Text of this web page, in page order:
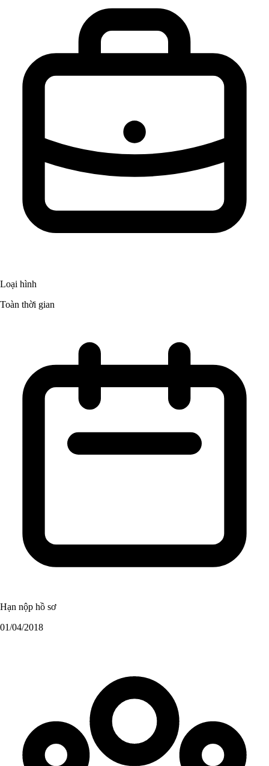
Loại hình
Toàn thời gian
Hạn nộp hồ sơ
01/04/2018